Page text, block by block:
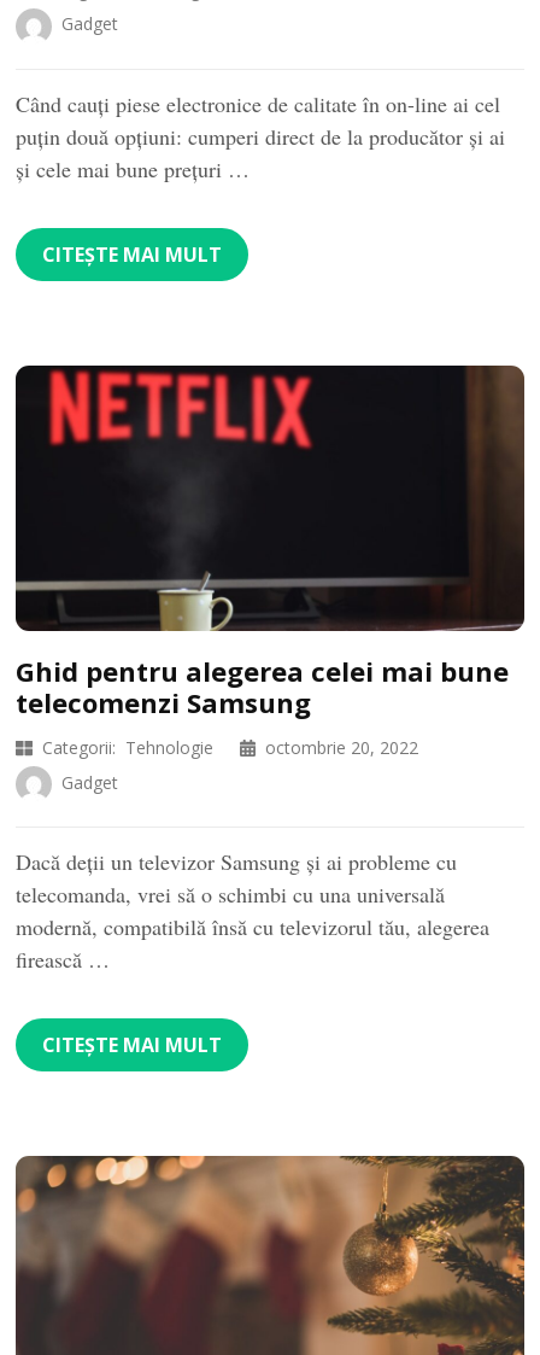
Gadget
Când cauţi piese electronice de calitate în on-line ai cel
puţin două opţiuni: cumperi direct de la producător şi ai
şi cele mai bune preţuri …
CITEȘTE MAI MULT
Ghid pentru alegerea celei mai bune
telecomenzi Samsung
Categorii: Tehnologie
octombrie 20, 2022
Gadget
Dacă deţii un televizor Samsung şi ai probleme cu
telecomanda, vrei să o schimbi cu una universală
modernă, compatibilă însă cu televizorul tău, alegerea
firească …
CITEȘTE MAI MULT